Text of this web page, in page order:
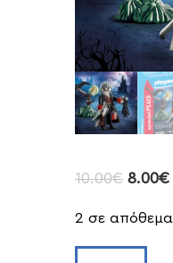
10.00€ 8.00€
2 σε απόθεμα